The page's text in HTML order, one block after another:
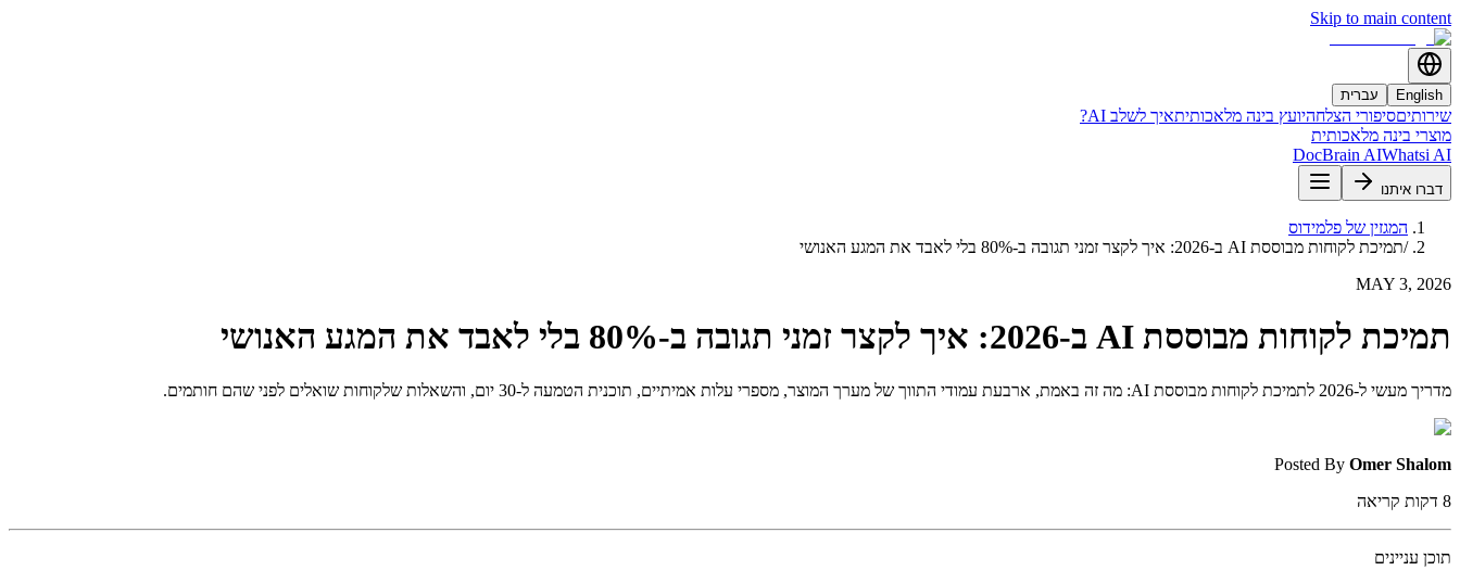
Skip to main content
English עברית
שירותיםסיפורי הצלחהיועץ בינה מלאכותיתאיך לשלב AI?
מוצרי בינה מלאכותית
DocBrain AIWhatsi AI
דברו איתנו
המגזין של פלמידוס
/תמיכת לקוחות מבוססת AI ב-2026: איך לקצר זמני תגובה ב-80% בלי לאבד את המגע האנושי
MAY 3, 2026
תמיכת לקוחות מבוססת AI ב-2026: איך לקצר זמני תגובה ב-80% בלי לאבד את המגע האנושי
מדריך מעשי ל-2026 לתמיכת לקוחות מבוססת AI: מה זה באמת, ארבעת עמודי התווך של מערך המוצר, מספרי עלות אמיתיים, תוכנית הטמעה ל-30 יום, והשאלות שלקוחות שואלים לפני שהם חותמים.
Posted By Omer Shalom
8 דקות קריאה
תוכן עניינים